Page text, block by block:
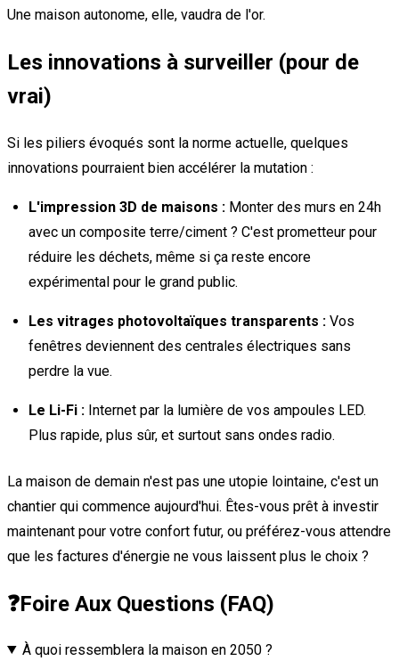
Une maison autonome, elle, vaudra de l'or.
Les innovations à surveiller (pour de
vrai)
Si les piliers évoqués sont la norme actuelle, quelques
innovations pourraient bien accélérer la mutation :
L'impression 3D de maisons : Monter des murs en 24h
avec un composite terre/ciment ? C'est prometteur pour
réduire les déchets, même si ça reste encore
expérimental pour le grand public.
Les vitrages photovoltaïques transparents : Vos
fenêtres deviennent des centrales électriques sans
perdre la vue.
Le Li-Fi : Internet par la lumière de vos ampoules LED.
Plus rapide, plus sûr, et surtout sans ondes radio.
La maison de demain n'est pas une utopie lointaine, c'est un
chantier qui commence aujourd'hui. Êtes-vous prêt à investir
maintenant pour votre confort futur, ou préférez-vous attendre
que les factures d'énergie ne vous laissent plus le choix ?
❓Foire Aux Questions (FAQ)
À quoi ressemblera la maison en 2050 ?